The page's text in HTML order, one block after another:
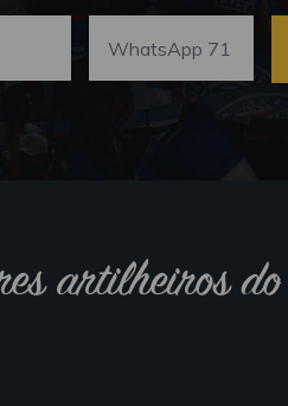
artilheiros